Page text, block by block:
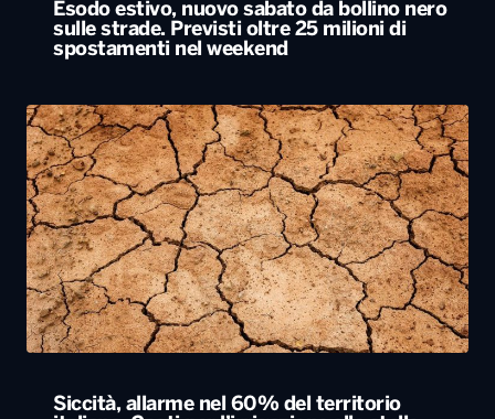
Esodo estivo, nuovo sabato da bollino nero
sulle strade. Previsti oltre 25 milioni di
spostamenti nel weekend
Siccità, allarme nel 60% del territorio